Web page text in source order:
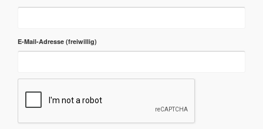
E-Mail-Adresse